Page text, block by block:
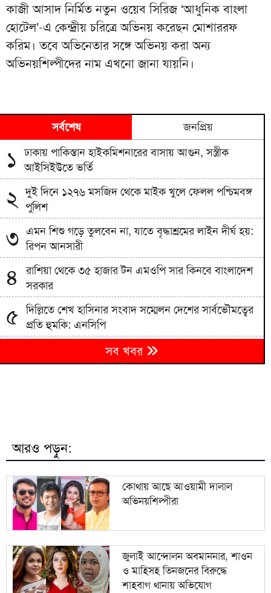
কাজী আসাদ নির্মিত নতুন ওয়েব সিরিজ ‘আধুনিক বাংলা
হোটেল’-এ কেন্দ্রীয় চরিত্রে অভিনয় করেছন মোশাররফ
করিম। তবে অভিনেতার সঙ্গে অভিনয় করা অন্য
অভিনয়শিল্পীদের নাম এখনো জানা যায়নি।
সর্বশেষ জনপ্রিয়
১ ঢাকায় পাকিস্তান হাইকমিশনারের বাসায় আগুন, সস্ত্রীক
আইসিইউতে ভর্তি
২
দুই দিনে ১২৭৬ মসজিদ থেকে মাইক খুলে ফেলল পশ্চিমবঙ্গ
পুলিশ
৩ এমন শিশু গড়ে তুলবেন না, যাতে বৃদ্ধাশ্রমের লাইন দীর্ঘ হয়:
রিপন আনসারী
৪
রাশিয়া থেকে ৩৫ হাজার টন এমওপি সার কিনবে বাংলাদেশ
সরকার
৫ দিল্লিতে শেখ হাসিনার সংবাদ সম্মেলন দেশের সার্বভৌমত্বের
প্রতি হুমকি: এনসিপি
বিএনপিতে রাষ্ট্রপতি নির্বাচন ঘিরে নানা সমীকরণ, সিদ্ধান্ত
নেবেন তারেক রহমান
অপরাধে জড়িত গ্রেপ্তার ৪৩
৯ হাসিনা?
১০
দিল্লিকে কড়া বার্তা ঢাকার; ভারতের চোখ রাঙানির দিন কি
তবে শেষ?
সব খবর
আরও পড়ুন:
কোথায় আছে আওয়ামী দালাল
অভিনয়শিল্পীরা
জুলাই আন্দোলন অবমাননার, শাওন
ও মাহিসহ তিনজনের বিরুদ্ধে
শাহবাগ থানায় অভিযোগ